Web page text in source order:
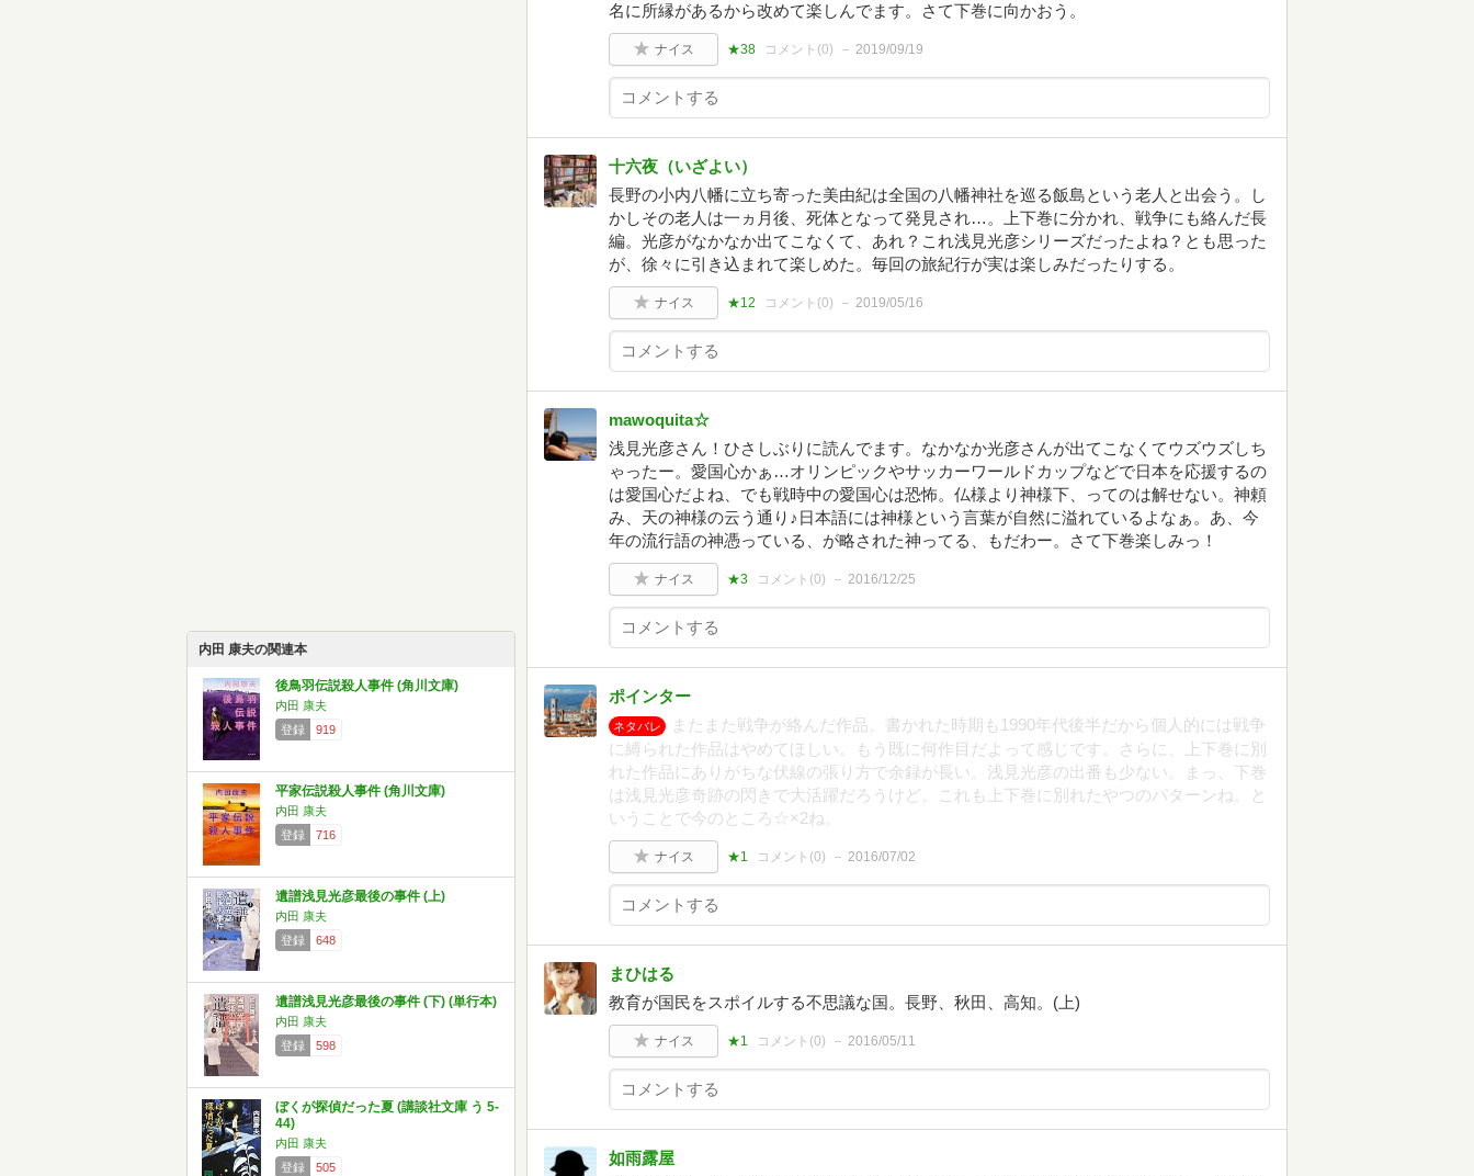
内田 康夫の関連本
後鳥羽伝説殺人事件 (角川文庫)
内田 康夫
登録
919
平家伝説殺人事件 (角川文庫)
内田 康夫
登録
716
遺譜浅見光彦最後の事件 (上)
内田 康夫
登録
648
遺譜浅見光彦最後の事件 (下) (単行本)
内田 康夫
登録
598
ぼくが探偵だった夏 (講談社文庫 う 5-
44)
内田 康夫
登録
505
名に所縁があるから改めて楽しんでます。さて下巻に向かおう。
ナイス ★38 コメント(0) 2019/09/19
十六夜（いざよい）
長野の小内八幡に立ち寄った美由紀は全国の八幡神社を巡る飯島という老人と出会う。し
かしその老人は一ヵ月後、死体となって発見され…。上下巻に分かれ、戦争にも絡んだ長
編。光彦がなかなか出てこなくて、あれ？これ浅見光彦シリーズだったよね？とも思った
が、徐々に引き込まれて楽しめた。毎回の旅紀行が実は楽しみだったりする。
ナイス ★12 コメント(0) 2019/05/16
mawoquita☆
浅見光彦さん！ひさしぶりに読んでます。なかなか光彦さんが出てこなくてウズウズしち
ゃったー。愛国心かぁ…オリンピックやサッカーワールドカップなどで日本を応援するの
は愛国心だよね、でも戦時中の愛国心は恐怖。仏様より神様下、ってのは解せない。神頼
み、天の神様の云う通り♪日本語には神様という言葉が自然に溢れているよなぁ。あ、今
年の流行語の神憑っている、が略された神ってる、もだわー。さて下巻楽しみっ！
ナイス ★3 コメント(0) 2016/12/25
ポインター
ネタバレ
またまた戦争が絡んだ作品。書かれた時期も1990年代後半だから個人的には戦争
に縛られた作品はやめてほしい。もう既に何作目だよって感じです。さらに、上下巻に別
れた作品にありがちな伏線の張り方で余録が長い。浅見光彦の出番も少ない。まっ、下巻
は浅見光彦奇跡の閃きで大活躍だろうけど。これも上下巻に別れたやつのパターンね。と
いうことで今のところ☆×2ね。
ナイス ★1 コメント(0) 2016/07/02
まひはる
教育が国民をスポイルする不思議な国。長野、秋田、高知。(上)
ナイス ★1 コメント(0) 2016/05/11
如雨露屋